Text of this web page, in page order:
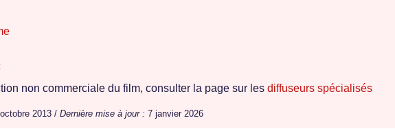
non commerciale du film, consulter la page sur les diffuseurs spécialisés
2013 / Dernière mise à jour : 7 janvier 2026